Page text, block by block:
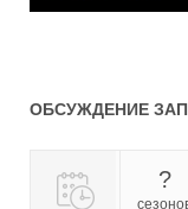
ОБСУЖДЕНИЕ
?